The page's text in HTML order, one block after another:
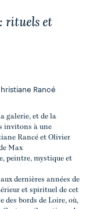
rituels et
Rancé
galerie, et de la
invitons à une
Rancé et Olivier
Max
peintre, mystique et
dernières années de
et spirituel de cet
des bords de Loire, où,